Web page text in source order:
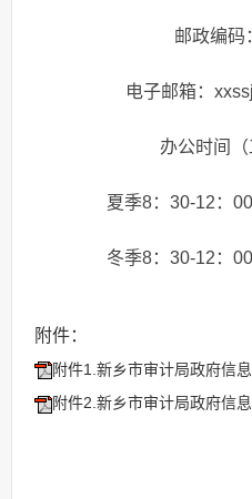
邮政编码
电子邮箱：
办公时间（
夏季8：30-12：
冬季8：30-12：
附件：
附件1.新乡市审计局政府信
附件2.新乡市审计局政府信